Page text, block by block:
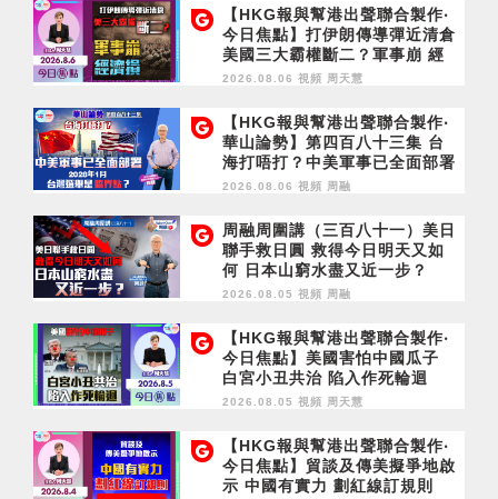
【HKG報與幫港出聲聯合製作‧
今日焦點】打伊朗傳導彈近清倉
美國三大霸權斷二？軍事崩 經
濟損
2026.08.06 視頻 周天慧
【HKG報與幫港出聲聯合製作‧
華山論勢】第四百八十三集 台
海打唔打？中美軍事已全面部署
2028年1月台灣選舉是臨界點？
2026.08.06 視頻 周融
周融周圍講（三百八十一）美日
聯手救日圓 救得今日明天又如
何 日本山窮水盡又近一步？
2026.08.05 視頻 周融
【HKG報與幫港出聲聯合製作‧
今日焦點】美國害怕中國瓜子
白宮小丑共治 陷入作死輪迴
2026.08.05 視頻 周天慧
【HKG報與幫港出聲聯合製作‧
今日焦點】貿談及傳美擬爭地啟
示 中國有實力 劃紅線訂規則